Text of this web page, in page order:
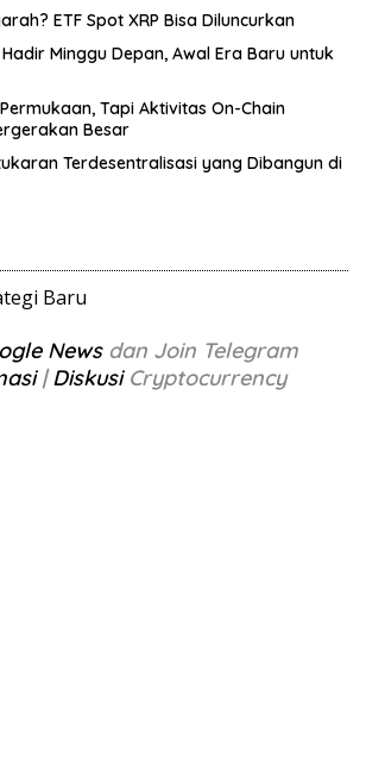
ETF Spot XRP Bisa Diluncurkan
Minggu Depan, Awal Era Baru untuk
Tapi Aktivitas On-Chain
Besar
Terdesentralisasi yang Dibangun di
Baru
News dan Join Telegram
|DiskusiCryptocurrency